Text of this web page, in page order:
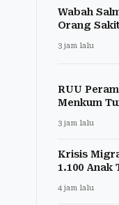
Wabah
Orang
3 jam lalu
RUU
Menkum
3 jam lalu
Krisis
1.100 Anak
4 jam lalu